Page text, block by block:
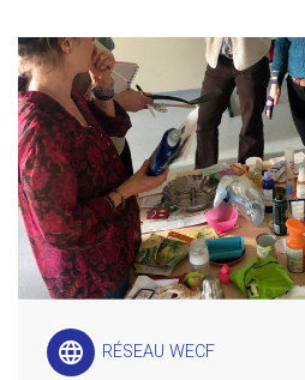
language RÉSEAU WECF